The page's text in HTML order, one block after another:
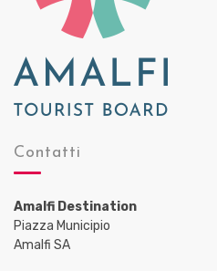
Contatti
Amalfi Destination
Piazza Municipio
Amalfi SA